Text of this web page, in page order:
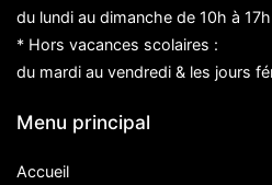
du lundi au dimanche de 10h à 17h
* Hors vacances scolaires :
du mardi au vendredi & les jours
Menu principal
Accueil